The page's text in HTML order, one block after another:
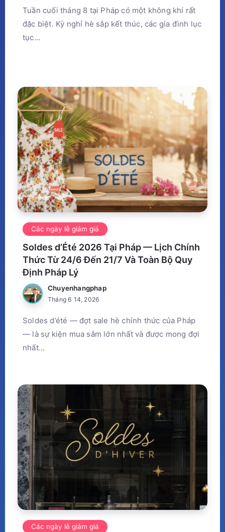
Tuần cuối tháng 8 tại Pháp có một không khí rất
đặc biệt. Kỳ nghỉ hè sắp kết thúc, các gia đình lục
tục...
Các ngày lễ giảm giá
Soldes d’Été 2026 Tại Pháp — Lịch Chính
Thức Từ 24/6 Đến 21/7 Và Toàn Bộ Quy
Định Pháp Lý
Chuyenhangphap
Tháng 6 14, 2026
Soldes d’été — đợt sale hè chính thức của Pháp
— là sự kiện mua sắm lớn nhất và được mong đợi
nhất...
Các ngày lễ giảm giá